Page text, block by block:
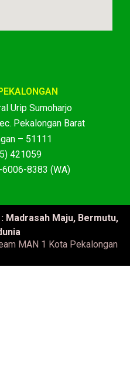
Urip Sumoharjo
Pekalongan Barat
– 51111
421059
8383 (WA)
: Madrasah Maju, Bermutu,
MAN 1 Kota Pekalongan